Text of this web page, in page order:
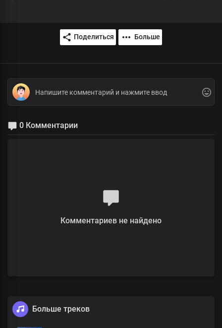
Поделиться Больше
0 Комментарии
Комментариев не найдено
Больше треков